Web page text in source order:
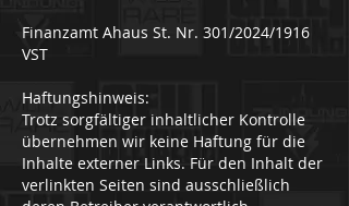
Finanzamt Ahaus St. Nr. 301/2024/1916
VST
Haftungshinweis:
Trotz sorgfältiger inhaltlicher Kontrolle
übernehmen wir keine Haftung für die
Inhalte externer Links. Für den Inhalt der
verlinkten Seiten sind ausschließlich